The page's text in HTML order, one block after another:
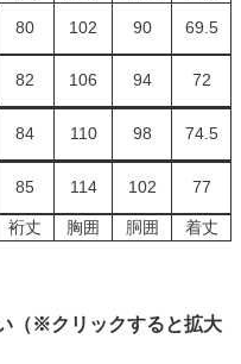
80 102 90 69.5
82 106 94 72
84 110 98 74.5
85 114 102 77
裄丈 胸囲 胴囲 着丈
（※クリックすると拡大